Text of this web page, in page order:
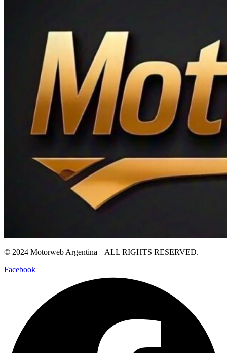
© 2024 Motorweb Argentina | ALL RIGHTS RESERVED.
Facebook